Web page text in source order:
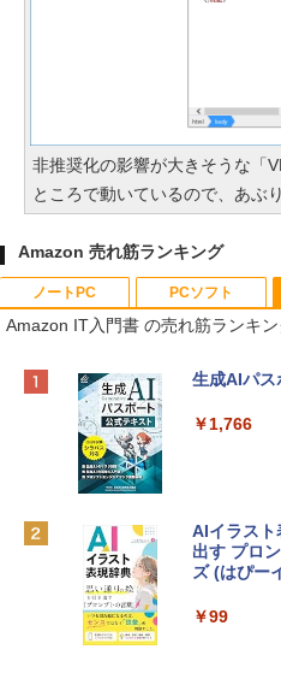
非推奨化の影響が大きそうな「
ところで動いているので、あぶ
Amazon 売れ筋ランキング
ノートPC
Apple
e
￥137,800
tomtoc
PCソフト
Xbox プリ
ンラインコ
Robloxギ
定バーチ
インゲーム
Amazon IT入門書 の売れ筋ランキ
生成AIパス
￥1,766
AIイラスト
出す プロ
ズ (はぴー
￥99